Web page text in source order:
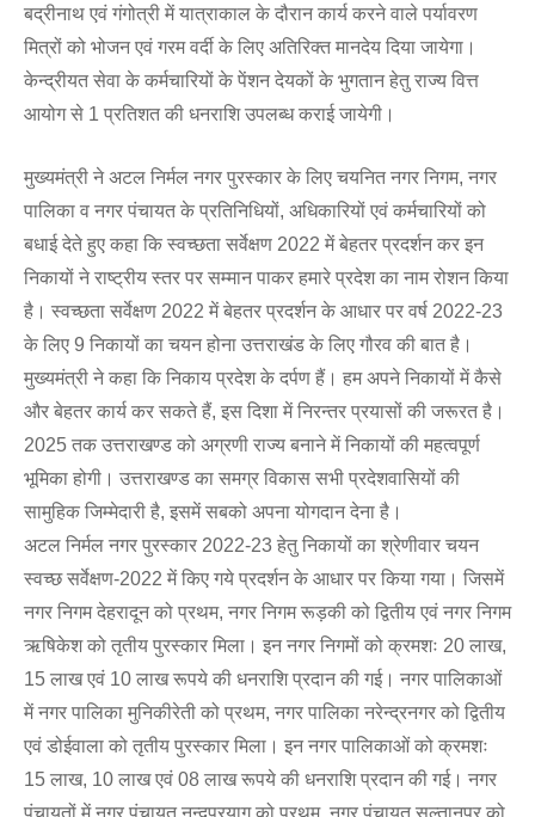
बद्रीनाथ एवं गंगोत्री में यात्राकाल के दौरान कार्य करने वाले पर्यावरण
मित्रों को भोजन एवं गरम वर्दी के लिए अतिरिक्त मानदेय दिया जायेगा।
केन्द्रीयत सेवा के कर्मचारियों के पेंशन देयकों के भुगतान हेतु राज्य वित्त
आयोग से 1 प्रतिशत की धनराशि उपलब्ध कराई जायेगी।
मुख्यमंत्री ने अटल निर्मल नगर पुरस्कार के लिए चयनित नगर निगम, नगर
पालिका व नगर पंचायत के प्रतिनिधियों, अधिकारियों एवं कर्मचारियों को
बधाई देते हुए कहा कि स्वच्छता सर्वेक्षण 2022 में बेहतर प्रदर्शन कर इन
निकायों ने राष्ट्रीय स्तर पर सम्मान पाकर हमारे प्रदेश का नाम रोशन किया
है। स्वच्छता सर्वेक्षण 2022 में बेहतर प्रदर्शन के आधार पर वर्ष 2022-23
के लिए 9 निकायों का चयन होना उत्तराखंड के लिए गौरव की बात है।
मुख्यमंत्री ने कहा कि निकाय प्रदेश के दर्पण हैं। हम अपने निकायों में कैसे
और बेहतर कार्य कर सकते हैं, इस दिशा में निरन्तर प्रयासों की जरूरत है।
2025 तक उत्तराखण्ड को अग्रणी राज्य बनाने में निकायों की महत्वपूर्ण
भूमिका होगी। उत्तराखण्ड का समग्र विकास सभी प्रदेशवासियों की
सामुहिक जिम्मेदारी है, इसमें सबको अपना योगदान देना है।
अटल निर्मल नगर पुरस्कार 2022-23 हेतु निकायों का श्रेणीवार चयन
स्वच्छ सर्वेक्षण-2022 में किए गये प्रदर्शन के आधार पर किया गया। जिसमें
नगर निगम देहरादून को प्रथम, नगर निगम रूड़की को द्वितीय एवं नगर निगम
ऋषिकेश को तृतीय पुरस्कार मिला। इन नगर निगमों को क्रमशः 20 लाख,
15 लाख एवं 10 लाख रूपये की धनराशि प्रदान की गई। नगर पालिकाओं
में नगर पालिका मुनिकीरेती को प्रथम, नगर पालिका नरेन्द्रनगर को द्वितीय
एवं डोईवाला को तृतीय पुरस्कार मिला। इन नगर पालिकाओं को क्रमशः
15 लाख, 10 लाख एवं 08 लाख रूपये की धनराशि प्रदान की गई। नगर